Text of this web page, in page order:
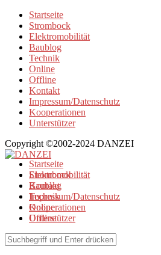
Startseite
Strombock
Elektromobilität
Baublog
Technik
Online
Offline
Kontakt
Impressum/Datenschutz
Kooperationen
Unterstützer
Copyright ©2002-2024 DANZEI
Startseite
Strombock
Kontakt
Impressum/Datenschutz
Kooperationen
Unterstützer
Elektromobilität
Baublog
Technik
Online
Offline
Baublog